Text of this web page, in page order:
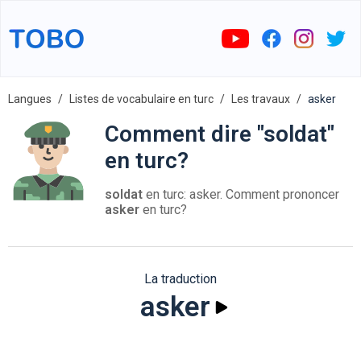
Langues Listes de vocabulaire en turc Les travaux asker
Comment dire "soldat"
en turc?
soldat en turc: asker. Comment prononcer
asker en turc?
La traduction
asker